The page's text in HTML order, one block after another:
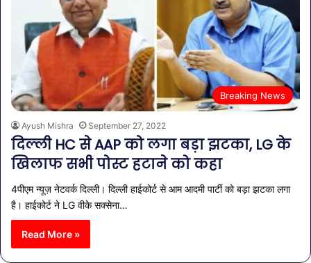
Breaking News
Ayush Mishra September 27, 2022
दिल्ली HC से AAP को लगा बड़ा झटका, LG के
खिलाफ सभी पोस्ट हटाने को कहा
4पीएम न्यूज़ नेटवर्क दिल्ली। दिल्ली हाईकोर्ट से आम आदमी पार्टी को बड़ा झटका लगा
है। हाईकोर्ट ने LG वीके सक्सेना…
Read More »